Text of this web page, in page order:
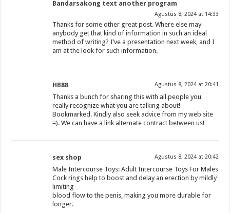
Bandarsakong text another program
Agustus 8, 2024 at 14:33
Thanks for some other great post. Where else may
anybody get that kind of information in such an ideal
method of writing? I’ve a presentation next week, and I
am at the look for such information.
HB88 Agustus 8, 2024 at 20:41
Thanks a bunch for sharing this with all people you
really recognize what you are talking about!
Bookmarked. Kindly also seek advice from my web site
=). We can have a link alternate contract between us!
sex shop Agustus 8, 2024 at 20:42
Male Intercourse Toys: Adult Intercourse Toys For Males
Cock rings help to boost and delay an erection by mildly
limiting
blood flow to the penis, making you more durable for
longer.